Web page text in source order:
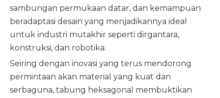
sambungan permukaan datar, dan kemampuan
beradaptasi desain yang menjadikannya ideal
untuk industri mutakhir seperti dirgantara,
konstruksi, dan robotika.
Seiring dengan inovasi yang terus mendorong
permintaan akan material yang kuat dan
serbaguna, tabung heksagonal membuktikan